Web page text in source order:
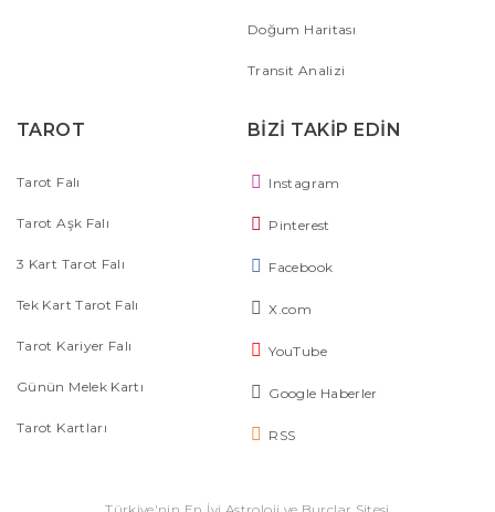
Doğum Haritası
Transit Analizi
TAROT
Tarot Falı
Tarot Aşk Falı
3 Kart Tarot Falı
Tek Kart Tarot Falı
Tarot Kariyer Falı
Günün Melek Kartı
Tarot Kartları
BİZİ TAKİP EDİN
Instagram
Pinterest
Facebook
X.com
YouTube
Google Haberler
RSS